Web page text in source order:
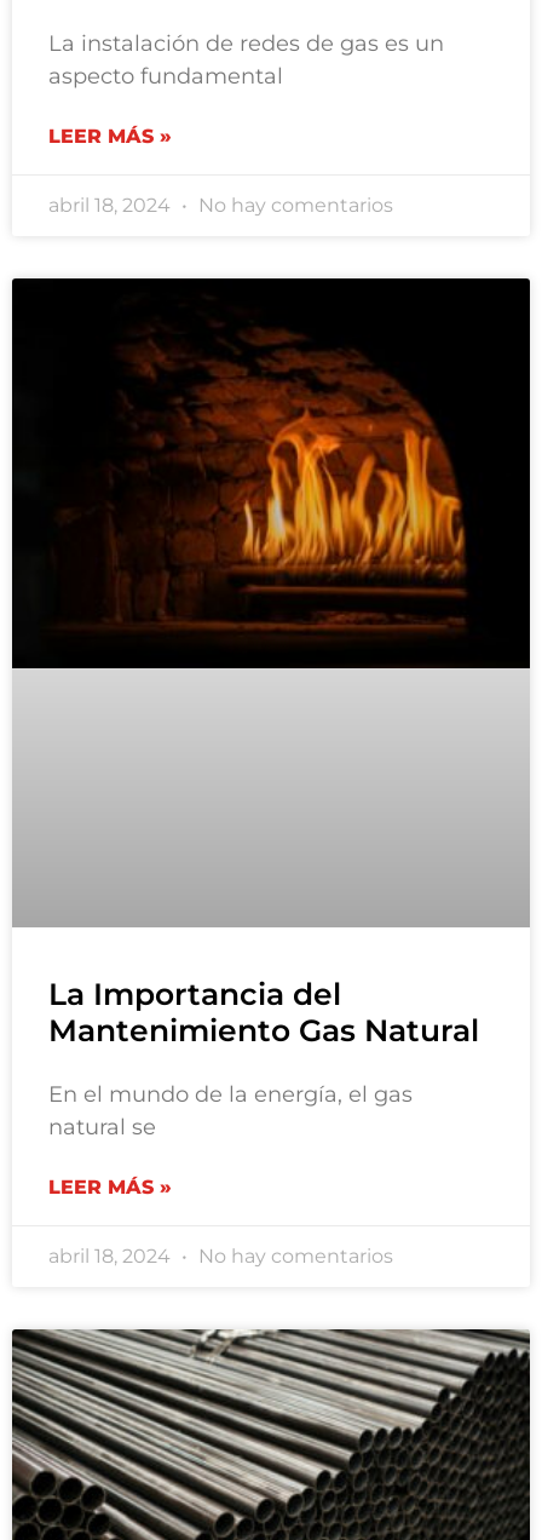
La instalación de redes de gas es un
aspecto fundamental
LEER MÁS »
abril 18, 2024 No hay comentarios
La Importancia del
Mantenimiento Gas Natural
En el mundo de la energía, el gas
natural se
LEER MÁS »
abril 18, 2024 No hay comentarios